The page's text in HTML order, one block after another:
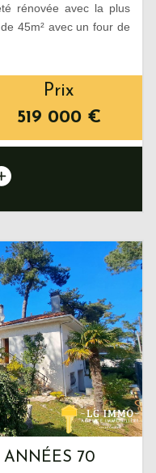
rénovée avec la plus
45m² avec un four de
Prix
519 000 €
ANNÉES 70